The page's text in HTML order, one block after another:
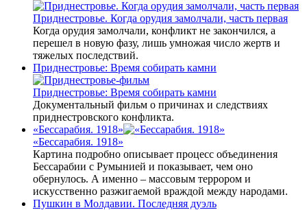
Приднестровье. Когда орудия замолчали, часть первая
Когда орудия замолчали, конфликт не закончился, а
перешел в новую фазу, лишь умножая число жертв и
тяжелых последствий.
Приднестровье: Время собирать камни
Приднестровье: Время собирать камни
Документальный фильм о причинах и следствиях
приднестровского конфликта.
«Бессарабия. 1918»
«Бессарабия. 1918»
Картина подробно описывает процесс объединения
Бессарабии с Румынией и показывает, чем оно
обернулось. А именно – массовым террором и
искусственно разжигаемой враждой между народами.
Пушкин в Молдавии. Последняя дуэль